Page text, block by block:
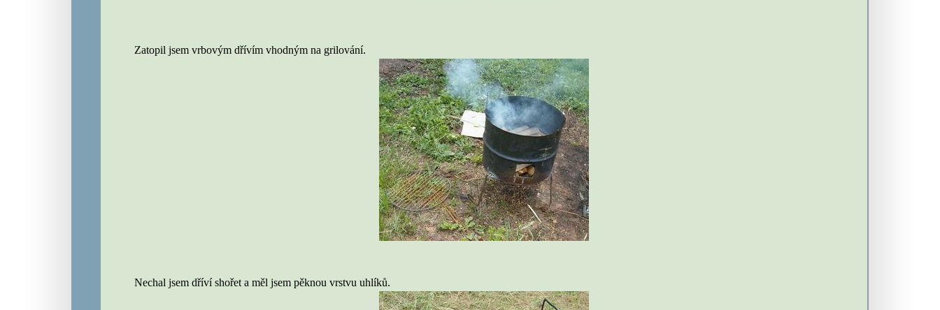
Zatopil jsem vrbovým dřívím vhodným na grilování.
Nechal jsem dříví shořet a měl jsem pěknou vrstvu uhlíků.